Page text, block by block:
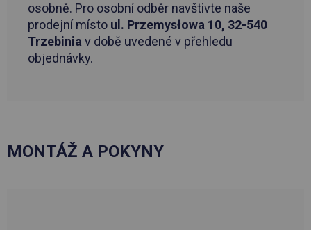
osobně. Pro osobní odběr navštivte naše
prodejní místo ul. Przemysłowa 10, 32-540
Trzebiniav době uvedené v přehledu
objednávky.
MONTÁŽ A POKYNY